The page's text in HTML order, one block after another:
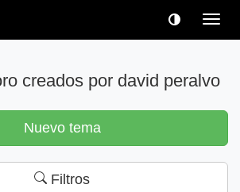
creados por david peralvo
Nuevo tema
Filtros